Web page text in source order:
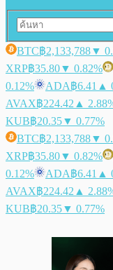
BTC฿2,133,788▼
XRP฿35.80▼ 0.82%
0.12%
ADA฿6.41 ▲
AVAX฿224.42 ▲
KUB฿20.35▼ 0.77%
BTC฿2,133,788▼
XRP฿35.80▼ 0.82%
0.12%
ADA฿6.41 ▲
AVAX฿224.42 ▲
KUB฿20.35▼ 0.77%